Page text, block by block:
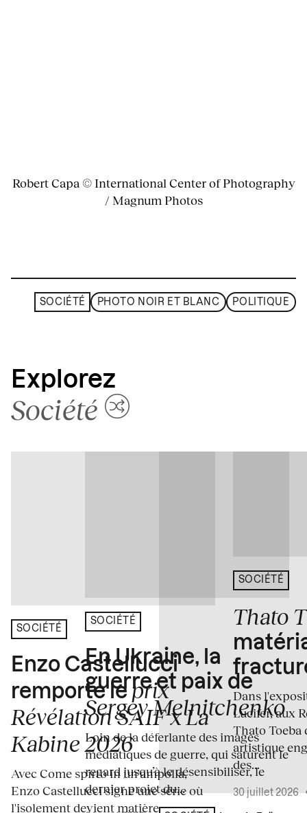
Robert Capa © International Center of Photography
/ Magnum Photos
SOCIÉTÉ PHOTO NOIR ET BLANC POLITIQUE
Explorez
Société
SOCIÉTÉ
Enzo Castellucci
remporte le prix
Révélation SAIF x La
Kabine 2026
Avec Come spirto in un'ampolla,
Enzo Castellucci signe une série où
l'isolement devient matière
SOCIÉTÉ
En Ukraine, la
guerre et paix de
Sergey Melnitchenko
Loin de la déferlante des images
médiatiques de guerre, qui saturent le
regard jusqu’à le désensibiliser, le
dernier projet du...
SOCIÉTÉ
Thato
Dans
Lucifer, aux
Thato Toeba
artistique
des...
30 juillet 2026